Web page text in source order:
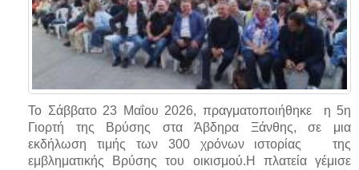
Το Σάββατο 23 Μαΐου 2026, πραγματοποιήθηκε η 5η
Γιορτή της Βρύσης στα Άβδηρα Ξάνθης, σε μια
εκδήλωση τιμής των 300 χρόνων ιστορίας της
εμβληματικής Βρύσης του οικισμού.Η πλατεία γέμισε